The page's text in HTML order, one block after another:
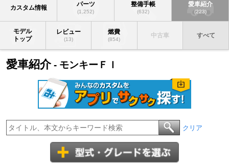
カスタム情報 パーツ
(1,252)
整備手帳
(632)
愛車紹介
(223)
モデル
トップ
レビュー
(13)
燃費
(854)
中古車 すべて
愛車紹介- モンキーＦＩ
クリア